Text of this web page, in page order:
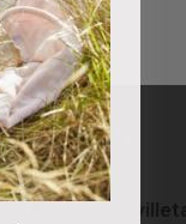
Berry”: